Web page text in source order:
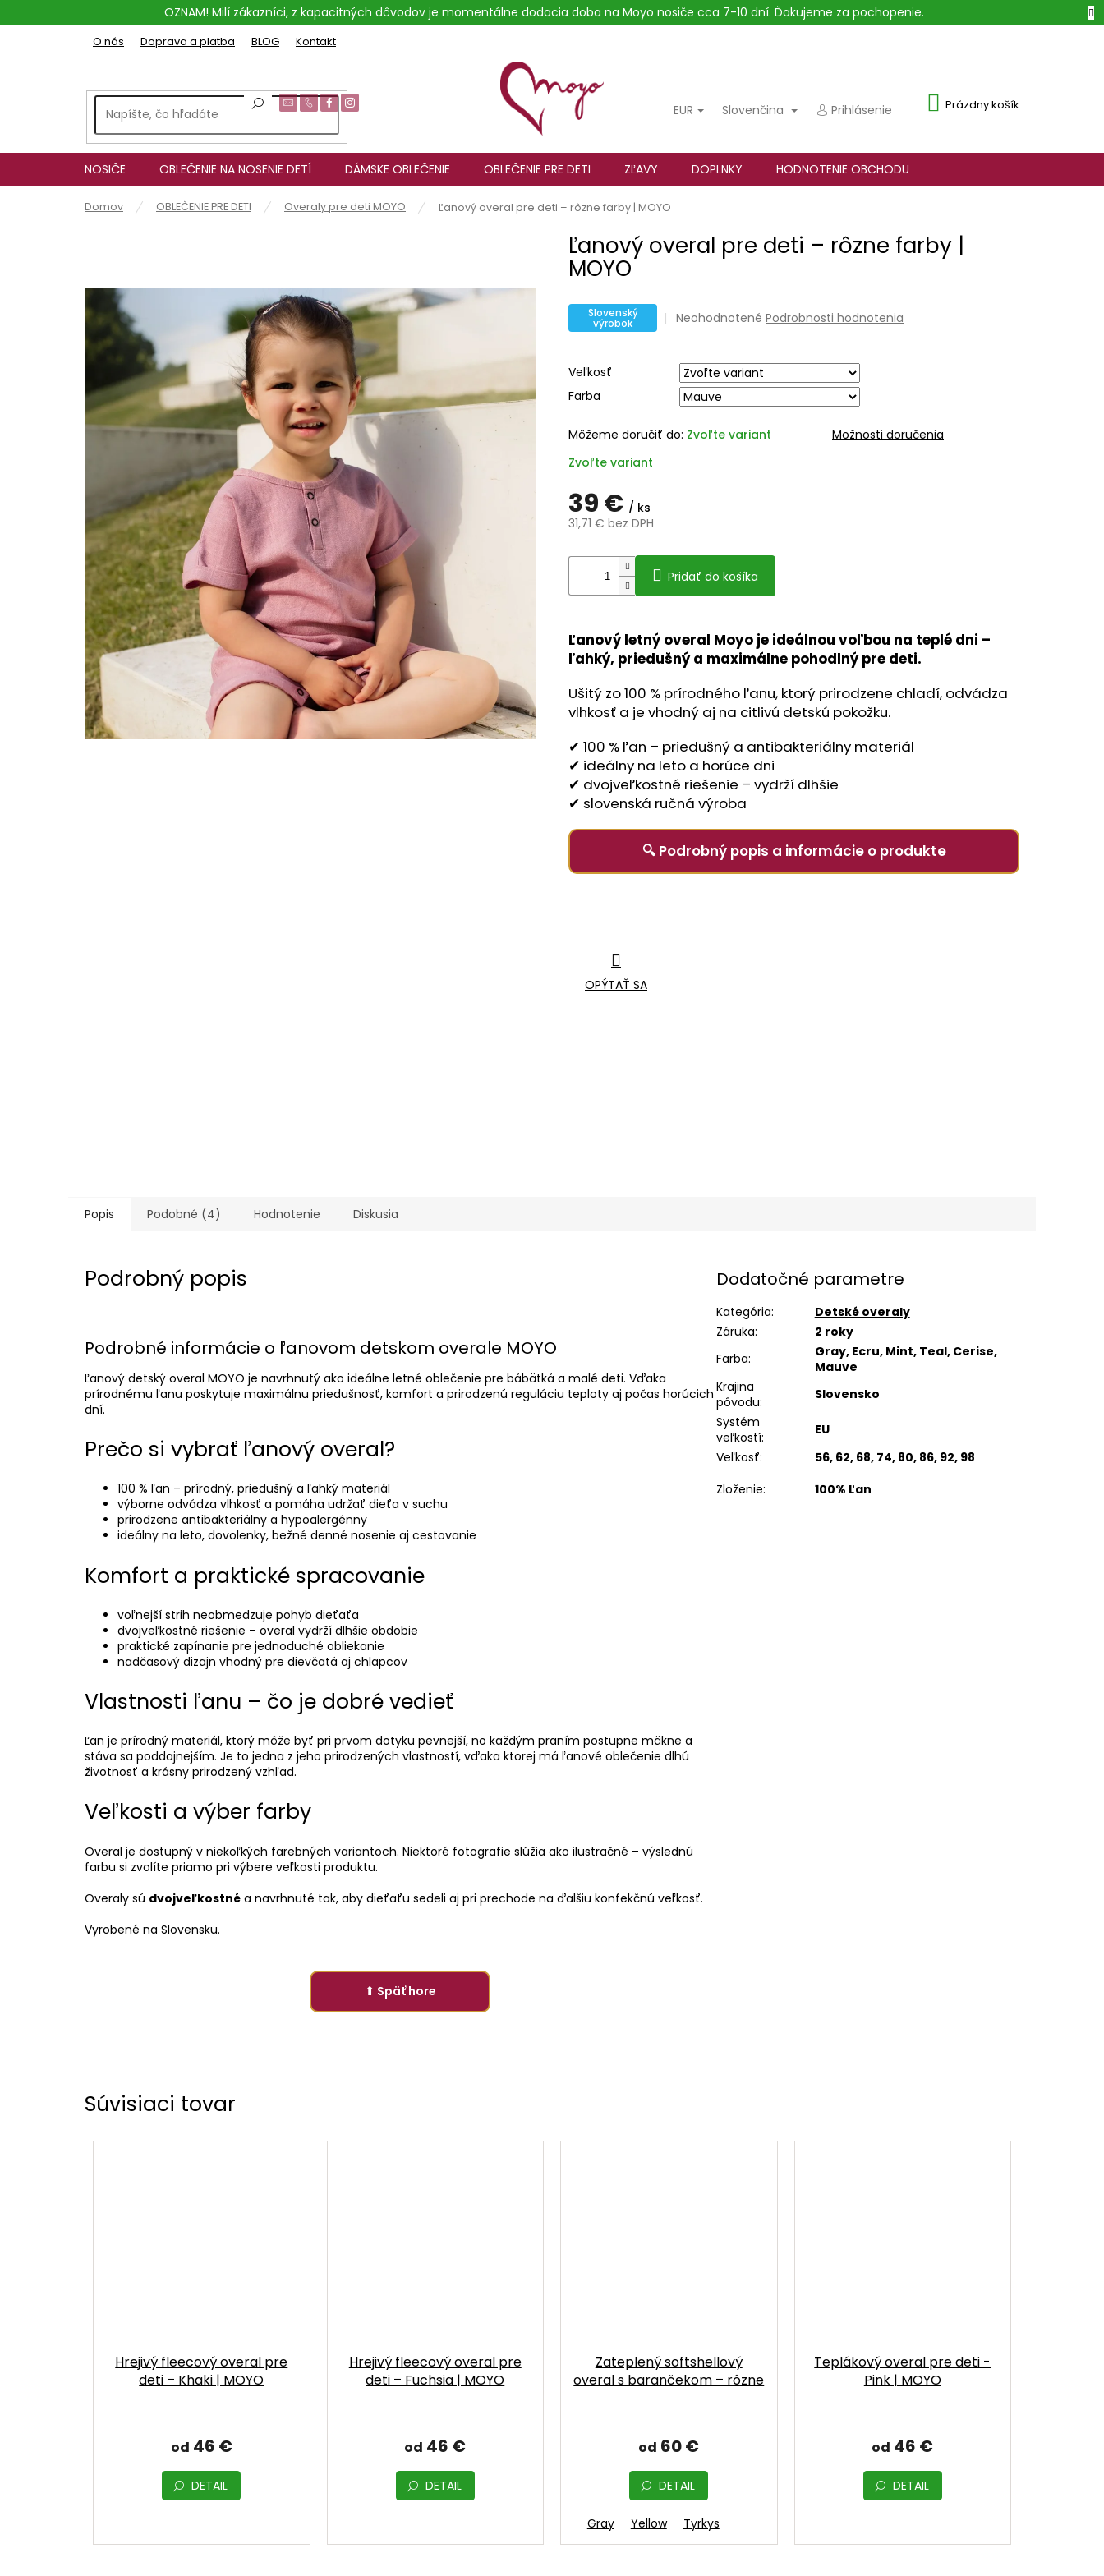
na
OZNAM! Milí zákazníci, z kapacitných dôvodov je momentálne dodacia doba na Moyo nosiče cca 7-10 dní. Ďakujeme za pochopenie.
O nás Doprava a platba BLOG Kontakt
EUR Slovenčina Prihlásenie
NÁKUPNÝ
Prázdny košík
NOSIČE OBLEČENIE NA NOSENIE DETÍ DÁMSKE OBLEČENIE OBLEČENIE PRE DETI ZĽAVY DOPLNKY HODNOTENIE OBCHODU
Domov OBLEČENIE PRE DETI Overaly pre deti MOYO Ľanový overal pre deti – rôzne farby | MOYO
Ľanový overal pre deti – rôzne farby |
MOYO
Slovenský
výrobok
Priemerné
je
0,0
5
hviezdičiek.
Neohodnotené Podrobnosti hodnotenia
39 € / ks
31,71 € bez DPH
cena:
Zvoľte variant
Veľkosť
Farba
Môžeme doručiť do: Zvoľte variant Možnosti doručenia
Pridať do košíka
Ľanový letný overal Moyo je ideálnou voľbou na teplé dni –
ľahký, priedušný a maximálne pohodlný pre deti.
Ušitý zo 100 % prírodného ľanu, ktorý prirodzene chladí, odvádza
vlhkosť a je vhodný aj na citlivú detskú pokožku.
✔ 100 % ľan – priedušný a antibakteriálny materiál
✔ ideálny na leto a horúce dni
✔ dvojveľkostné riešenie – vydrží dlhšie
✔ slovenská ručná výroba
🔍 Podrobný popis a informácie o produkte
OPÝTAŤ SA
Súvisiaci tovar
Hrejivý fleecový overal pre
deti – Khaki | MOYO
od 46 €
DETAIL
Hrejivý fleecový overal pre
deti – Fuchsia | MOYO
od 46 €
DETAIL
Zateplený softshellový
overal s barančekom – rôzne
od 60 €
DETAIL
Gray Yellow Tyrkys
Teplákový overal pre deti -
Pink | MOYO
od 46 €
DETAIL
Popis Podobné (4) Hodnotenie Diskusia
Podrobný popis
Podrobné informácie o ľanovom detskom overale MOYO
Ľanový detský overal MOYO je navrhnutý ako ideálne letné oblečenie pre bábätká a malé deti. Vďaka
prírodnému ľanu poskytuje maximálnu priedušnosť, komfort a prirodzenú reguláciu teploty aj počas horúcich
dní.
Prečo si vybrať ľanový overal?
100 % ľan – prírodný, priedušný a ľahký materiál
výborne odvádza vlhkosť a pomáha udržať dieťa v suchu
prirodzene antibakteriálny a hypoalergénny
ideálny na leto, dovolenky, bežné denné nosenie aj cestovanie
Komfort a praktické spracovanie
voľnejší strih neobmedzuje pohyb dieťaťa
dvojveľkostné riešenie – overal vydrží dlhšie obdobie
praktické zapínanie pre jednoduché obliekanie
nadčasový dizajn vhodný pre dievčatá aj chlapcov
Vlastnosti ľanu – čo je dobré vedieť
Ľan je prírodný materiál, ktorý môže byť pri prvom dotyku pevnejší, no každým praním postupne mäkne a
stáva sa poddajnejším. Je to jedna z jeho prirodzených vlastností, vďaka ktorej má ľanové oblečenie dlhú
životnosť a krásny prirodzený vzhľad.
Veľkosti a výber farby
Overal je dostupný v niekoľkých farebných variantoch. Niektoré fotografie slúžia ako ilustračné – výslednú
farbu si zvolíte priamo pri výbere veľkosti produktu.
Overaly sú dvojveľkostné a navrhnuté tak, aby dieťaťu sedeli aj pri prechode na ďalšiu konfekčnú veľkosť.
Vyrobené na Slovensku.
⬆ Späť hore
Dodatočné parametre
Kategória:
Detské overaly
Záruka:
2 roky
Farba:
Gray, Ecru, Mint, Teal, Cerise,
Mauve
Krajina
pôvodu:
Slovensko
Systém
veľkostí:
EU
Veľkosť:
56, 62, 68, 74, 80, 86, 92, 98
Zloženie: 100% Ľan